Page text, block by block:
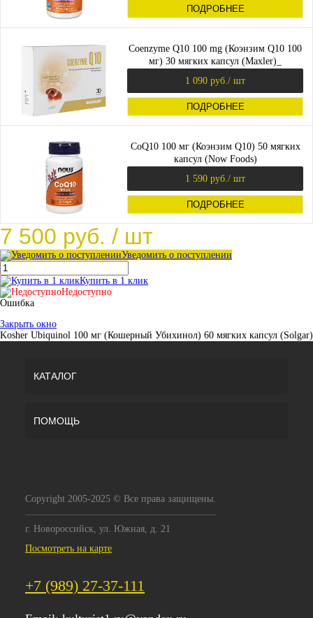
ПОДРОБНЕЕ
Coenzyme Q10 100 mg (Коэнзим Q10 100
мг) 30 мягких капсул (Maxler)_
1 090 руб. / шт
ПОДРОБНЕЕ
CoQ10 100 мг (Коэнзим Q10) 50 мягких
капсул (Now Foods)
1 590 руб. / шт
ПОДРОБНЕЕ
7 500 руб. / шт
Уведомить о поступлении
Купить в 1 клик
Недоступно
Ошибка
Закрыть окно
Kosher Ubiquinol 100 мг (Кошерный Убихинол) 60 мягких капсул (Solgar)
КАТАЛОГ
ПОМОЩЬ
Copyright 2005-2025 © Все права защищены.
г. Новороссийск, ул. Южная, д. 21
Посмотреть на карте
+7 (989) 27-37-111